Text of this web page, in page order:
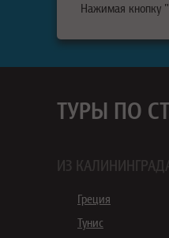
Нажимая кнопку
ТУРЫ ПО
ИЗ
Греция
Тунис